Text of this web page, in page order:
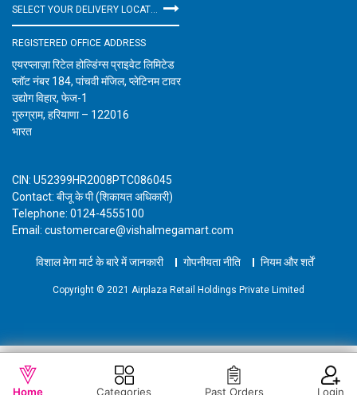
WISHLIST
REGISTERED OFFICE ADDRESS
एयरप्लाज़ा रिटेल होल्डिंग्स प्राइवेट लिमिटेड
प्लॉट नंबर 184, पांचवी मंजिल, प्लेटिनम टावर
उद्योग विहार, फेज-1
गुरुग्राम, हरियाणा – 122016
भारत
CIN: U52399HR2008PTC086045
Contact: बीजू के पी (शिकायत अधिकारी)
Telephone: 0124-4555100
Email: customercare@vishalmegamart.com
विशाल मेगा मार्ट के बारे में जानकारी गोपनीयता नीति नियम और शर्तें
Copyright © 2021 Airplaza Retail Holdings Private Limited
Home Categories Past Orders Login